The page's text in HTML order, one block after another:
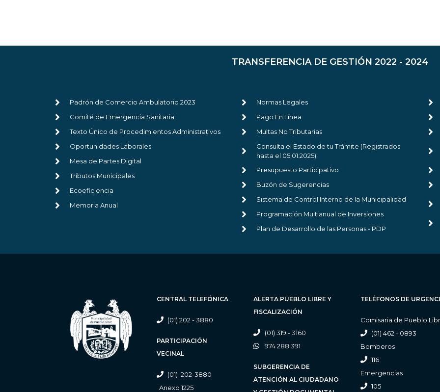
TRANSFERENCIA DE GESTIÓN 2022 - 2024
Padrón de Comercio Ambulatorio 2023
Comité de Emergencia Sanitaria
Texto Único de Procedimientos Administrativos
Oportunidades Laborales
Mesa de Partes Digital
Tributos Municipales
Ecoeficiencia
Memoria Anual
Normas Legales
Pago En Línea
Multas No Tributarias
Consulta el Estado de tu Trámite (Registrados
hasta el 05.01.2025)
Presupuesto Participativo
Buzón de Sugerencias
Sistema de Control Interno de la Municipalidad
Programación Multianual de Inversiones
Plan de Desarrollo de las Personas - PDP
CENTRAL TELEFÓNICA
(01) 202 - 3880
PARTICIPACIÓN
VECINAL
(01) 202-3880
Anexo 1225
ALERTA PUEBLO LIBRE Y
FISCALIZACIÓN
(01) 319 - 3160
974 288 391
SUBGERENCIA DE
ATENCIÓN AL CIUDADANO
TELÉFONOS DE
Comisaria de Pueblo
(01) 462 - 0893
Bomberos
116
Emergencias
105